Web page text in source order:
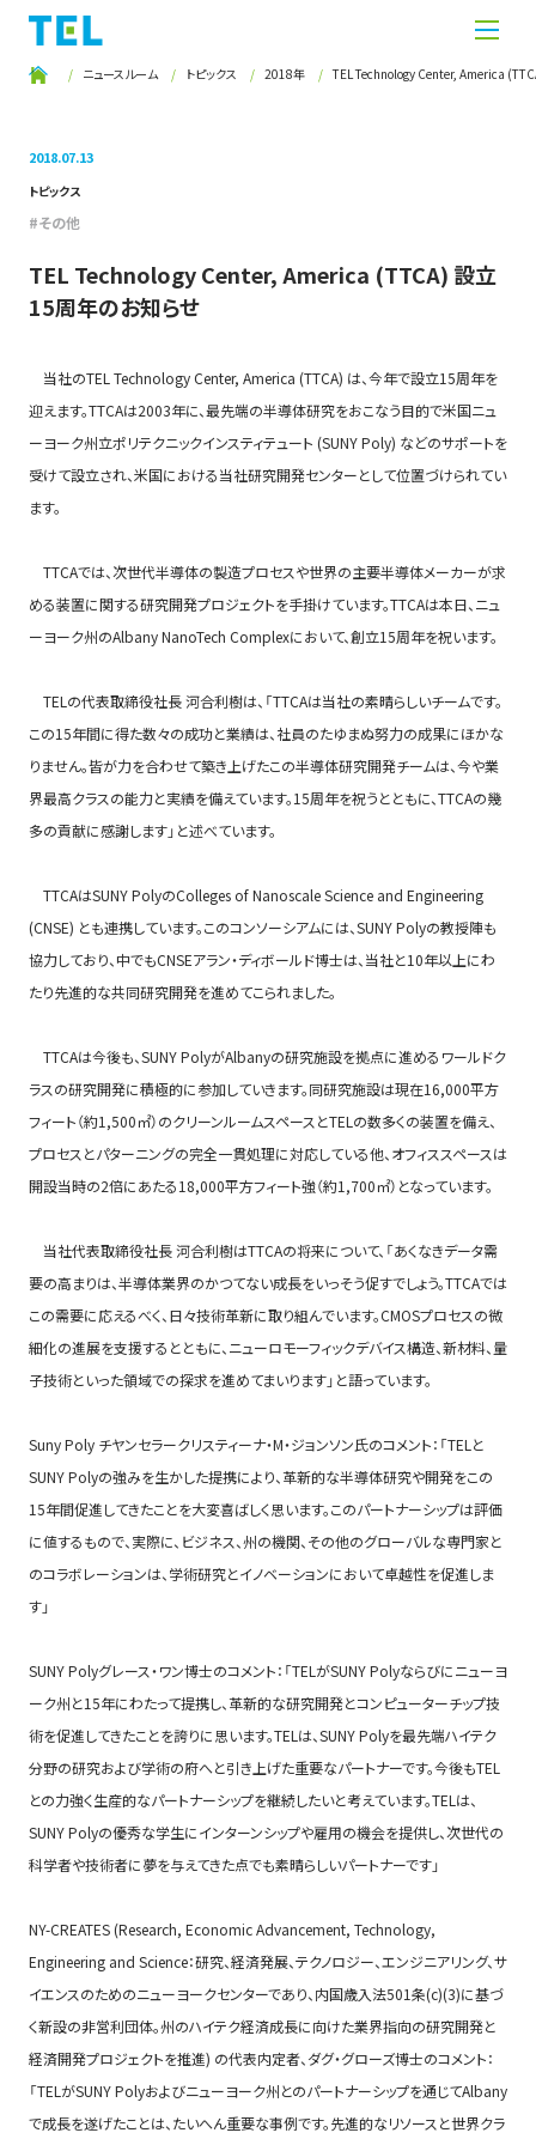
ニュースルーム トピックス 2018年 TEL Technology Center, America
2018.07.13
トピックス
その他
TEL Technology Center, America (TTCA) 設立
15周年のお知らせ
当社のTEL Technology Center, America (TTCA) は、今年で設立15周年を
迎えます。TTCAは2003年に、最先端の半導体研究をおこなう目的で米国ニュ
ーヨーク州立ポリテクニックインスティテュート (SUNY Poly) などのサポートを
受けて設立され、米国における当社研究開発センターとして位置づけられてい
ます。
TTCAでは、次世代半導体の製造プロセスや世界の主要半導体メーカーが求
める装置に関する研究開発プロジェクトを手掛けています。TTCAは本日、ニュ
ーヨーク州のAlbany NanoTech Complexにおいて、創立15周年を祝います。
TELの代表取締役社長 河合利樹は、「TTCAは当社の素晴らしいチームです。
この15年間に得た数々の成功と業績は、社員のたゆまぬ努力の成果にほかな
りません。皆が力を合わせて築き上げたこの半導体研究開発チームは、今や業
界最高クラスの能力と実績を備えています。15周年を祝うとともに、TTCAの幾
多の貢献に感謝します」と述べています。
TTCAはSUNY PolyのColleges of Nanoscale Science and Engineering
(CNSE) とも連携しています。このコンソーシアムには、SUNY Polyの教授陣も
協力しており、中でもCNSEアラン・ディボールド博士は、当社と10年以上にわ
たり先進的な共同研究開発を進めてこられました。
TTCAは今後も、SUNY PolyがAlbanyの研究施設を拠点に進めるワールドク
ラスの研究開発に積極的に参加していきます。同研究施設は現在16,000平方
フィート（約1,500㎡）のクリーンルームスペースとTELの数多くの装置を備え、
プロセスとパターニングの完全一貫処理に対応している他、オフィススペースは
開設当時の2倍にあたる18,000平方フィート強（約1,700㎡）となっています。
当社代表取締役社長 河合利樹はTTCAの将来について、「あくなきデータ需
要の高まりは、半導体業界のかつてない成長をいっそう促すでしょう。TTCAでは
この需要に応えるべく、日々技術革新に取り組んでいます。CMOSプロセスの微
細化の進展を支援するとともに、ニューロモーフィックデバイス構造、新材料、量
子技術といった領域での探求を進めてまいります」と語っています。
Suny Poly チヤンセラークリスティーナ・M・ジョンソン氏のコメント：「TELと
SUNY Polyの強みを生かした提携により、革新的な半導体研究や開発をこの
15年間促進してきたことを大変喜ばしく思います。このパートナーシップは評価
に値するもので、実際に、ビジネス、州の機関、その他のグローバルな専門家と
のコラボレーションは、学術研究とイノベーションにおいて卓越性を促進しま
す」
SUNY Polyグレース・ワン博士のコメント：「TELがSUNY Polyならびにニューヨ
ーク州と15年にわたって提携し、革新的な研究開発とコンピューターチップ技
術を促進してきたことを誇りに思います。TELは、SUNY Polyを最先端ハイテク
分野の研究および学術の府へと引き上げた重要なパートナーです。今後もTEL
との力強く生産的なパートナーシップを継続したいと考えています。TELは、
SUNY Polyの優秀な学生にインターンシップや雇用の機会を提供し、次世代の
科学者や技術者に夢を与えてきた点でも素晴らしいパートナーです」
NY-CREATES (Research, Economic Advancement, Technology,
Engineering and Science：研究、経済発展、テクノロジー、エンジニアリング、サ
イエンスのためのニューヨークセンターであり、内国歳入法501条(c)(3)に基づ
く新設の非営利団体。州のハイテク経済成長に向けた業界指向の研究開発と
経済開発プロジェクトを推進) の代表内定者、ダグ・グローズ博士のコメント：
「TELがSUNY Polyおよびニューヨーク州とのパートナーシップを通じてAlbany
で成長を遂げたことは、たいへん重要な事例です。先進的なリソースと世界クラ